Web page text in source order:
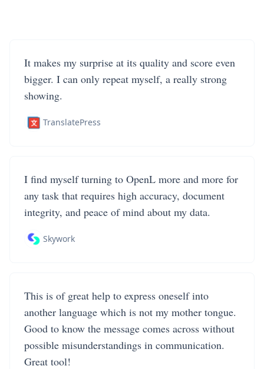
It makes my surprise at its quality and score even
bigger. I can only repeat myself, a really strong
showing.
TranslatePress
I find myself turning to OpenL more and more for
any task that requires high accuracy, document
integrity, and peace of mind about my data.
Skywork
This is of great help to express oneself into
another language which is not my mother tongue.
Good to know the message comes across without
possible misunderstandings in communication.
Great tool!